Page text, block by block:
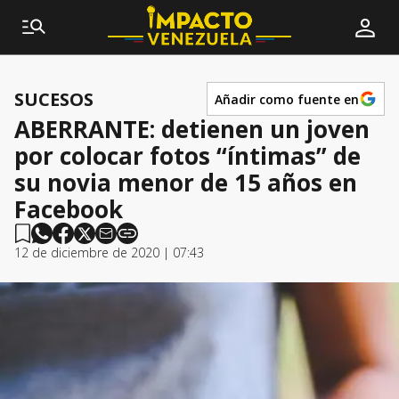
SUCESOS Añadir como fuente en
ABERRANTE: detienen un joven
por colocar fotos “íntimas” de
su novia menor de 15 años en
Facebook
12 de diciembre de 2020 | 07:43